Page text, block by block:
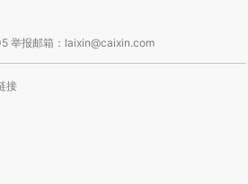
举报邮箱：laixin@caixin.com
接